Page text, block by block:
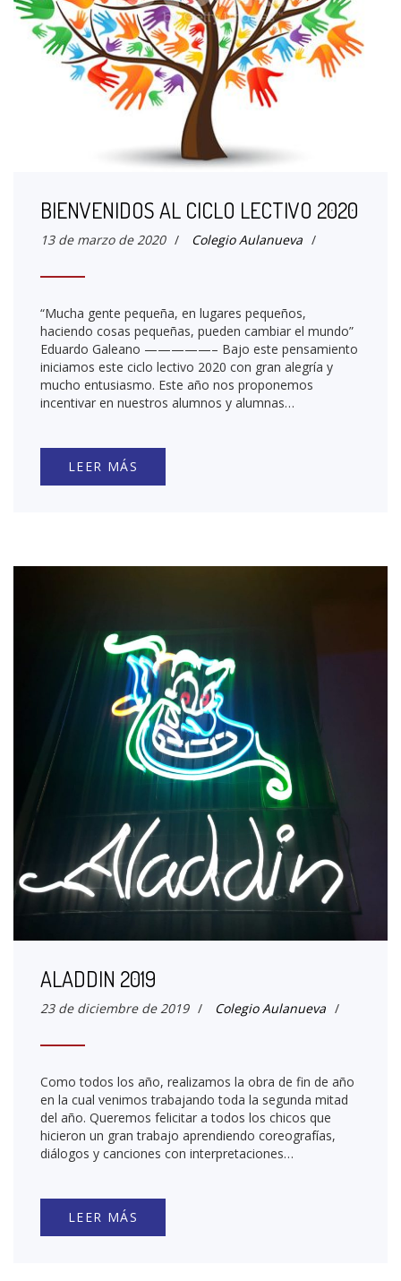
BIENVENIDOS AL CICLO LECTIVO 2020
13 de marzo de 2020 / Colegio Aulanueva /
“Mucha gente pequeña, en lugares pequeños,
haciendo cosas pequeñas, pueden cambiar el mundo”
Eduardo Galeano —————– Bajo este pensamiento
iniciamos este ciclo lectivo 2020 con gran alegría y
mucho entusiasmo. Este año nos proponemos
incentivar en nuestros alumnos y alumnas…
LEER MÁS
ALADDIN 2019
23 de diciembre de 2019 / Colegio Aulanueva /
Como todos los año, realizamos la obra de fin de año
en la cual venimos trabajando toda la segunda mitad
del año. Queremos felicitar a todos los chicos que
hicieron un gran trabajo aprendiendo coreografías,
diálogos y canciones con interpretaciones…
LEER MÁS